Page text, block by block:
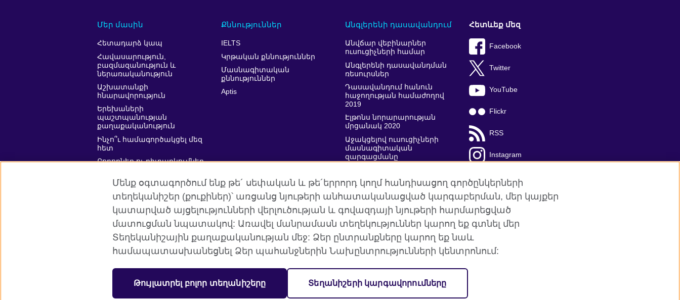
Մեր մասին
Հետադարձ կապ
Հավասարություն,
բազմազանություն և
ներառականություն
Աշխատանքի
հնարավորություն
Երեխաների
պաշտպանության
քաղաքականություն
Ինչո՞ւ համագործակցել մեզ
հետ
Բողոքներ ու դիտարկումներ
Քննություններ
IELTS
Կրթական քննություններ
Մասնագիտական
քննություններ
Aptis
Անգլերենի դասավանդում
Անվճար վեբինարներ
ուսուցիչների համար
Անգլերենի դասավանդման
ռեսուրսներ
Դասավանդում հանուն
հաջողության համաժողով
2019
Էլթոնս նորարարության
մրցանակ 2020
Աջակցելով ուսուցիչների
մասնագիտական
զարգացմանը
Հետևեք մեզ
Facebook
Twitter
YouTube
Flickr
RSS
Instagram
Բրիտանական խորհուրդն աշխարհում Գաղտնիություն և դրույթներ Տեղանիշեր Կայքի քարտեզ
© 2026 British Council
Գրանցված է որպես բարեգործական կազմակերպություն` 209131 (Անգլիա և Ուելս) SCO37733 (Շոտլանդիա)
Մենք օգտագործում ենք թե´ սեփական և թե´երրորդ կողմ հանդիսացող գործընկերների
տեղեկանիշեր (քուքիներ)՝ առցանց նյութերի անհատականացված կարգաբերման, մեր կայքեր
կատարված այցելությունների վերլուծության և գովազդայի նյութերի հարմարեցված
մատուցման նպատակով: Առավել մանրամասն տեղեկություններ կարող եք գտնել մեր
Տեղեկանիշային քաղաքականության մեջ: Ձեր ընտրանքները կարող եք նաև
համապատասխանեցնել Ձեր պահանջներին Նախընտրությունների կենտրոնում:
Թույլատրել բոլոր տեղանիշերը Տեղանիշերի կարգավորումները